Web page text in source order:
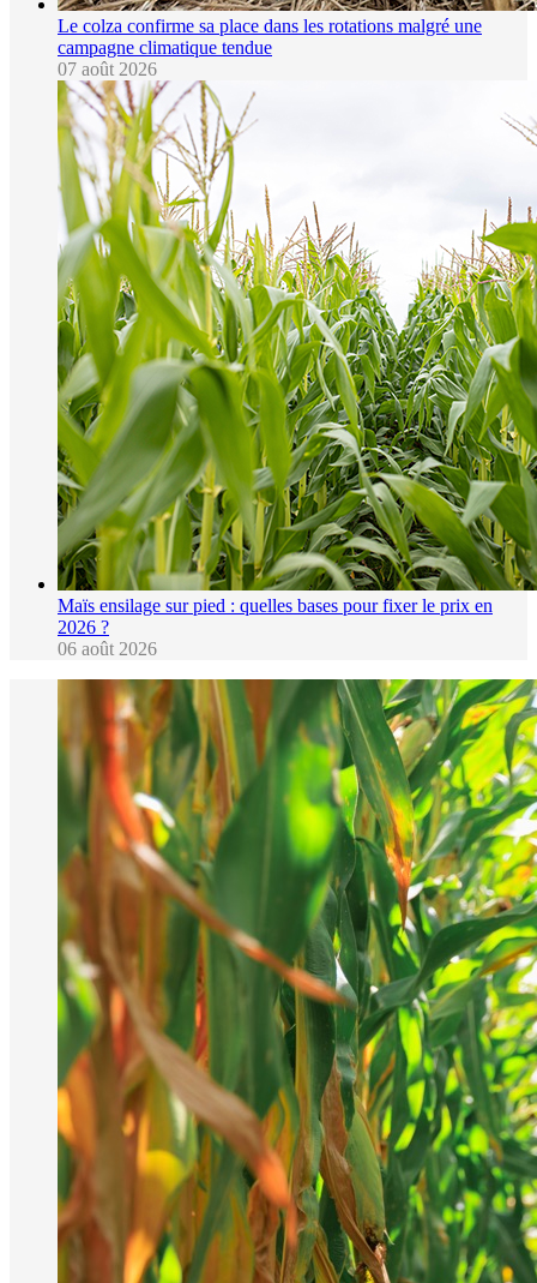
Le colza confirme sa place dans les rotations malgré une
campagne climatique tendue
07 août 2026
Maïs ensilage sur pied : quelles bases pour fixer le prix en
2026 ?
06 août 2026